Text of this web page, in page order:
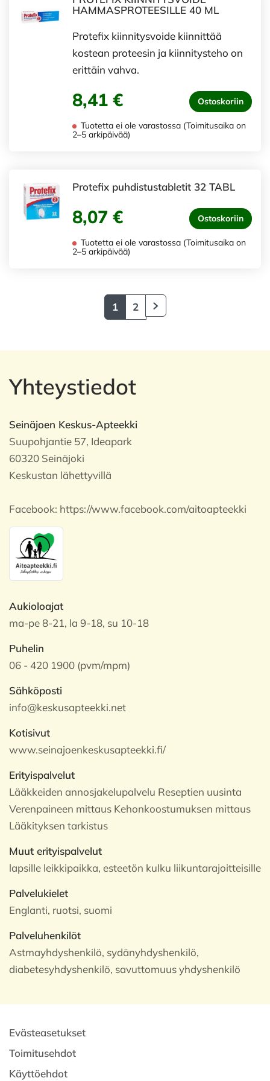
HAMMASPROTEESILLE 40 ML
Protefix kiinnitysvoide kiinnittää
kostean proteesin ja kiinnitysteho on
erittäin vahva.
8,41 € Ostoskoriin
Tuotetta ei ole varastossa (Toimitusaika on
2–5 arkipäivää)
Protefix puhdistustabletit 32 TABL
8,07 € Ostoskoriin
Tuotetta ei ole varastossa (Toimitusaika on
2–5 arkipäivää)
1 2
Yhteystiedot
Seinäjoen Keskus-Apteekki
Suupohjantie 57, Ideapark
60320 Seinäjoki
Keskustan lähettyvillä
Facebook: https://www.facebook.com/aitoapteekki
Aukioloajat
ma-pe 8-21, la 9-18, su 10-18
Puhelin
06 - 420 1900 (pvm/mpm)
Sähköposti
info@keskusapteekki.net
Kotisivut
www.seinajoenkeskusapteekki.fi/
Erityispalvelut
Lääkkeiden annosjakelupalvelu Reseptien uusinta
Verenpaineen mittaus Kehonkoostumuksen mittaus
Lääkityksen tarkistus
Muut erityispalvelut
lapsille leikkipaikka, esteetön kulku liikuntarajoitteisille
Palvelukielet
Englanti, ruotsi, suomi
Palveluhenkilöt
Astmayhdyshenkilö, sydänyhdyshenkilö,
diabetesyhdyshenkilö, savuttomuus yhdyshenkilö
Evästeasetukset
Toimitusehdot
Käyttöehdot